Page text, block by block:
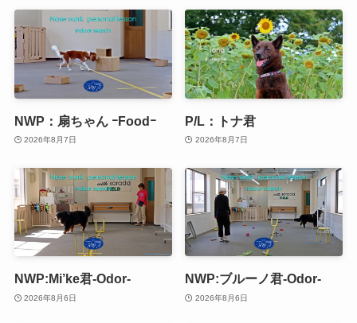
NWP：扇ちゃん ｰFoodｰ
2026年8月7日
P/L：トナ君
2026年8月7日
NWP:Mi’ke君-Odor-
2026年8月6日
NWP:ブルーノ君-Odor-
2026年8月6日